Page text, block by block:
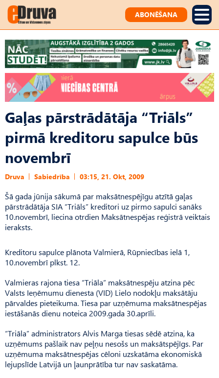
ABONĒŠANA
Gaļas pārstrādātāja “Triāls”
pirmā kreditoru sapulce būs
novembrī
Druva Sabiedrība 03:15, 21. Okt, 2009
Šā gada jūnija sākumā par maksātnespējīgu atzītā gaļas
pārstrādātāja SIA “Triāls” kreditori uz pirmo sapulci sanāks
10.novembrī, liecina otrdien Maksātnespējas reģistrā veiktais
ieraksts.
Kreditoru sapulce plānota Valmierā, Rūpniecības ielā 1,
10.novembrī plkst. 12.
Valmieras rajona tiesa “Triāla” maksātnespēju atzina pēc
Valsts Ieņēmumu dienesta (VID) Lielo nodokļu maksātāju
pārvaldes pieteikuma. Tiesa par uzņēmuma maksātnespējas
iestāšanās dienu noteica 2009.gada 30.aprīli.
“Triāla” administrators Alvis Marga tiesas sēdē atzina, ka
uzņēmums pašlaik nav peļņu nesošs un maksātspējīgs. Par
uzņēmuma maksātnespējas cēloni uzskatāma ekonomiskā
lejupslīde Latvijā un ļaunprātība tur nav saskatāma.